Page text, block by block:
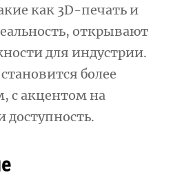
как 3D-печать и
открывают
для индустрии.
более
с акцентом на
доступность.